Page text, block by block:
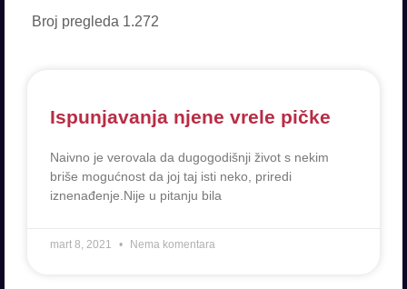
Broj pregleda 1.272
Ispunjavanja njene vrele pičke
Naivno je verovala da dugogodišnji život s nekim
briše mogućnost da joj taj isti neko, priredi
iznenađenje.Nije u pitanju bila
mart 8, 2021 Nema komentara